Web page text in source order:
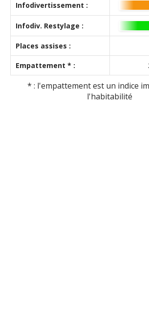
Infodivertissement :
Infodiv. Restylage :
Places assises :
Empattement * :
* : l'empattement est un indice
l'habitabilité